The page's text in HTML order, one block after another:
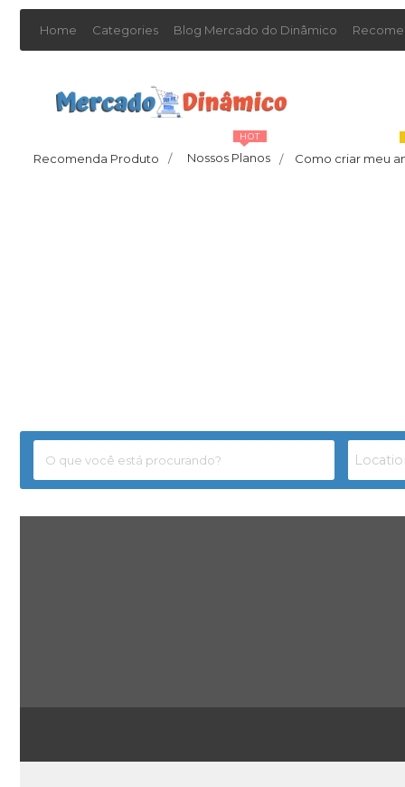
Home Categories Blog Mercado do Dinâmico
Recomenda Produto / Nossos Planos /
HOT
Como criar meu